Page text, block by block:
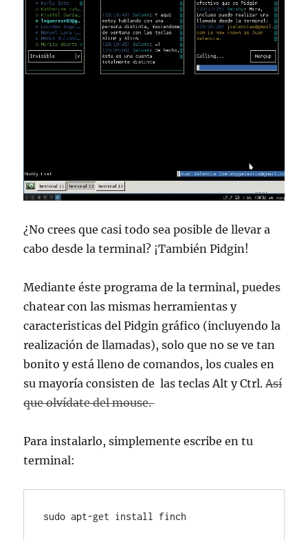
¿No crees que casi todo sea posible de llevar a
cabo desde la terminal? ¡También Pidgin!
Mediante éste programa de la terminal, puedes
chatear con las mismas herramientas y
caracteristicas del Pidgin gráfico (incluyendo la
realización de llamadas), solo que no se ve tan
bonito y está lleno de comandos, los cuales en
su mayoría consisten de las teclas Alt y Ctrl.Así
que olvídate del mouse.
Para instalarlo, simplemente escribe en tu
terminal:
sudo apt-get install finch